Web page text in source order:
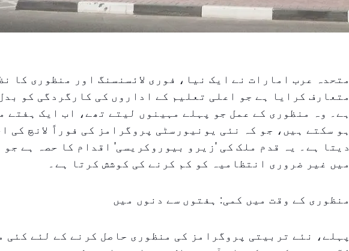
متحدہ عرب امارات نے ایک نیا، فوری لائسنسنگ اور منظوری کا
متعارف کرایا ہے جو اعلی تعلیم کے اداروں کی کارگردگی کو
ہے۔ وہ منظوری کے عمل جو پہلے مہینوں لیتے تھے، اب ایک ہفتے
ہو سکتے ہیں، جو کہ نئی یونیورسٹی پروگرامز کی فوراً لانچ کی
دیتا ہے۔ یہ قدم ملک کی 'زیرو بیوروکریسی' اقدام کا حصہ ہے جو
میں غیر ضروری انتظامیہ کو کم کرنے کی کوشش کرتا ہے۔
منظوری کے وقت میں کمی: ہفتوں سے دنوں میں
پہلے، نئے تربیتی پروگرامز کی منظوری حاصل کرنے کے لئے کئی